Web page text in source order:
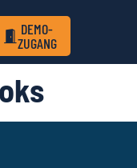
DEMO-
ZUGANG